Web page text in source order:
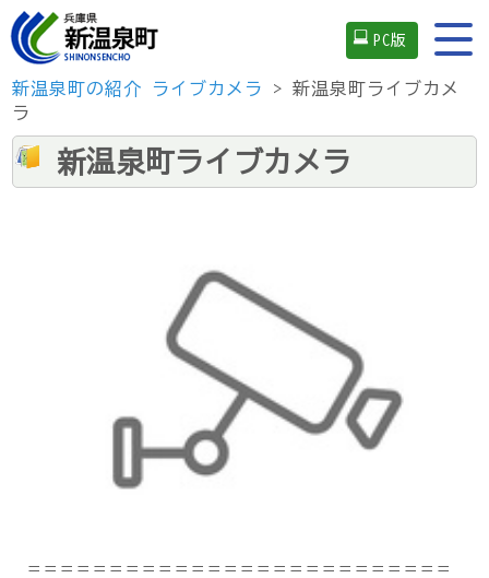
PC版
新温泉町の紹介 ライブカメラ
> 新温泉町ライブカメ
ラ
新温泉町ライブカメラ
＝＝＝＝＝＝＝＝＝＝＝＝＝＝＝＝＝＝＝＝＝＝＝＝＝＝